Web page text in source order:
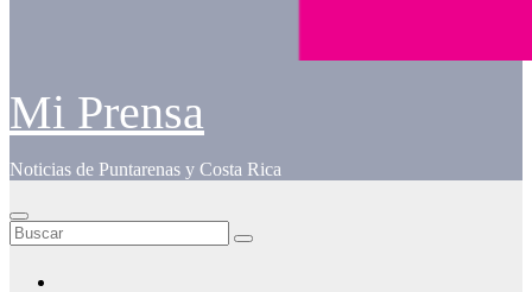
Mi Prensa
Noticias de Puntarenas y Costa Rica